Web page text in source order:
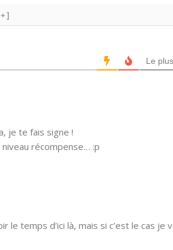
Le
je te fais signe !
récompense… :p
le temps d’ici là, mais si c’est le cas je